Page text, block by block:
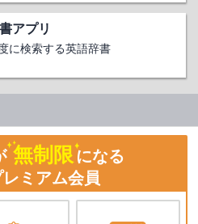
アプリ
に検索する英語辞書
無制限になる
ミアム会員